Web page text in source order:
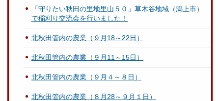
「守りたい秋田の里地里山５０」草木谷地域（潟上市）
で稲刈り交流会を行いました！
北秋田管内の農業（９月18～22日）
北秋田管内の農業（９月11～15日）
北秋田管内の農業（９月４～８日）
北秋田管内の農業（８月28～９月１日）